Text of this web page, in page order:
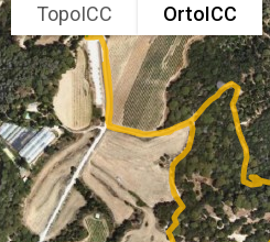
TopoICC OrtoICC